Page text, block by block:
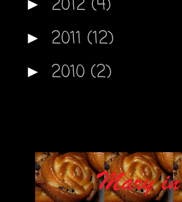
► 2012 (4)
► 2011 (12)
► 2010 (2)